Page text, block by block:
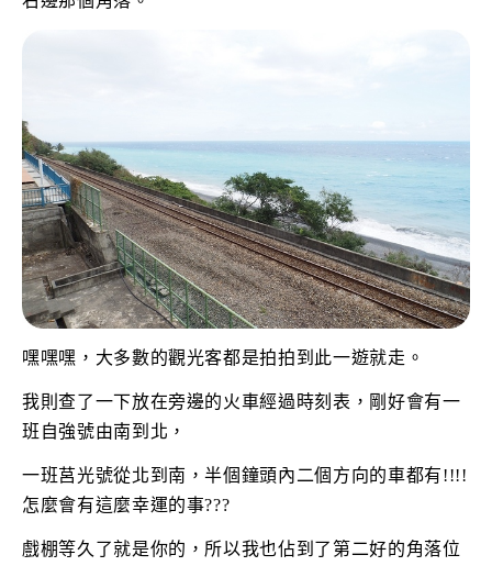
嘿嘿嘿，大多數的觀光客都是拍拍到此一遊就走。
我則查了一下放在旁邊的火車經過時刻表，剛好會有一
班自強號由南到北，
一班莒光號從北到南，半個鐘頭內二個方向的車都有!!!!
怎麼會有這麼幸運的事???
戲棚等久了就是你的，所以我也佔到了第二好的角落位